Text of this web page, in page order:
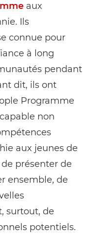
aux
Ils
connue pour
à long
pendant
dit, ils ont
Programme
non
aux jeunes de
présenter de
ensemble, de
surtout, de
potentiels.